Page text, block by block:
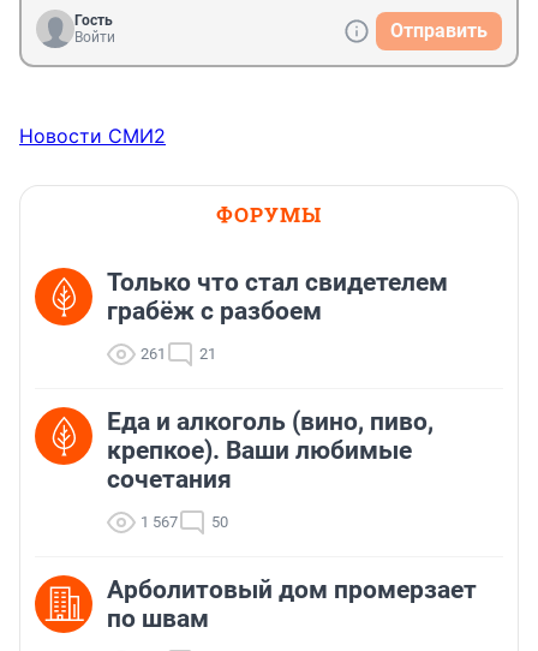
Гость
Войти
Отправить
Новости СМИ2
ФОРУМЫ
Только что стал свидетелем
грабёж с разбоем
261 21
Еда и алкоголь (вино, пиво,
крепкое). Ваши любимые
сочетания
1 567 50
Арболитовый дом промерзает
по швам